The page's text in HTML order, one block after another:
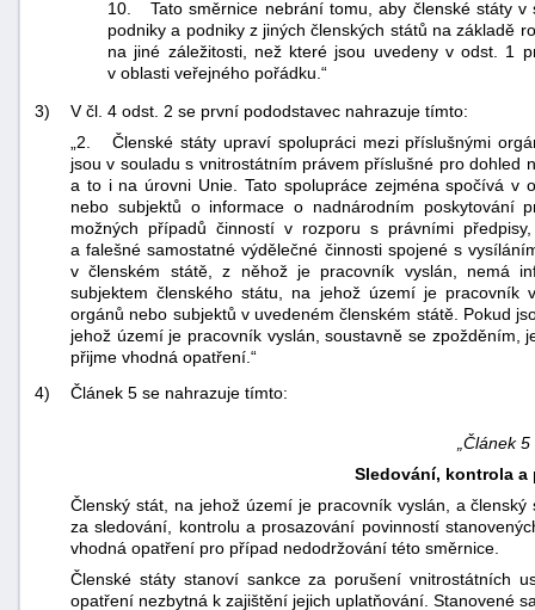
10. Tato směrnice nebrání tomu, aby členské státy v
podniky a podniky z jiných členských států na základě
na jiné záležitosti, než které jsou uvedeny v odst. 1
v oblasti veřejného pořádku.“
3)
V čl. 4 odst. 2 se první pododstavec nahrazuje tímto:
„2. Členské státy upraví spolupráci mezi příslušnými
jsou v souladu s vnitrostátním právem příslušné pro dohled
a to i na úrovni Unie. Tato spolupráce zejména spočívá v
nebo subjektů o informace o nadnárodním poskytování
možných případů činností v rozporu s právními
a falešné samostatné výdělečné činnosti spojené s
v členském státě, z něhož je pracovník vyslán, nemá
subjektem členského státu, na jehož území je
orgánů nebo subjektů v uvedeném členském státě. Pokud
jehož území je pracovník vyslán, soustavně se zpožděním,
přijme vhodná opatření.“
4)
Článek 5 se nahrazuje tímto:
„Článek 5
Sledování, kontrola a
Členský stát, na jehož území je pracovník vyslán, a
za sledování, kontrolu a prosazování povinností
vhodná opatření pro případ nedodržování této směrnice.
Členské státy stanoví sankce za porušení vnitrostátních
opatření nezbytná k zajištění jejich uplatňování. Stanovené